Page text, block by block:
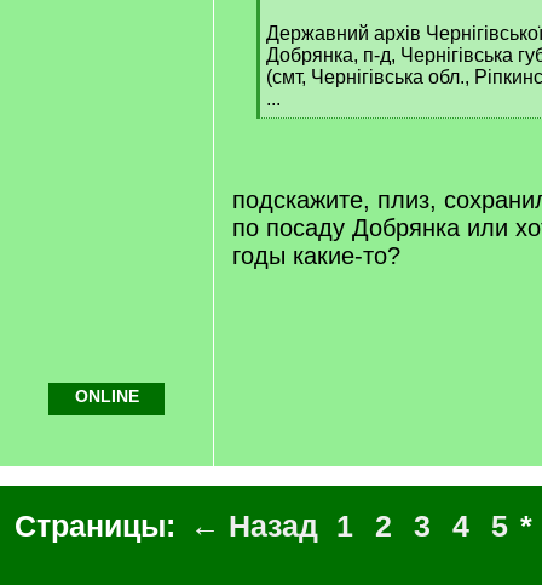
]
Державний архів
Добрянка, п-д, Чернігівська
(смт, Чернігівська обл.,
...
[
подскажите, плиз,
по посаду Добрянка или
годы какие-то?
ONLINE
Страницы: ← Назад 1 2 3 4 5 *